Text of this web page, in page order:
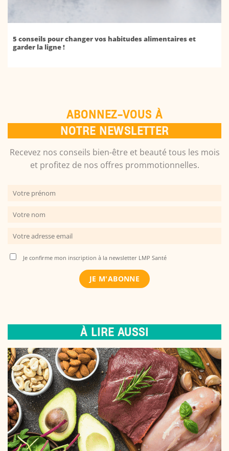
5 conseils pour changer vos habitudes alimentaires et
garder la ligne !
ABONNEZ-VOUS À
NOTRE NEWSLETTER
Recevez nos conseils bien-être et beauté tous les mois
et profitez de nos offres prommotionnelles.
Je confirme mon inscription à la newsletter LMP Santé
À LIRE AUSSI